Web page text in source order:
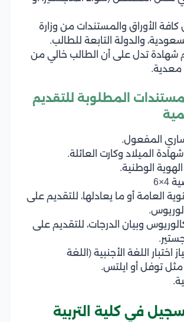
الأوراق والمستندات من وزارة
والدولة التابعة للطالب.
شهادة تدل على أن الطالب خالي من
معدية.
المطلوبة للتقديم
المفعول.
الميلاد وكارت العائلة.
الوطنية.
العامة أو ما يعادلها، للتقديم على
وبيان الدرجات، للتقديم على
اختبار اللغة الأجنبية (اللغة
مثل توفل أو ايلتس.
في كلية التربية